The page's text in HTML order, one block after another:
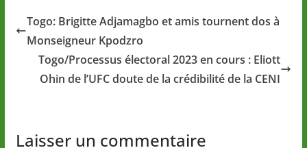
Togo: Brigitte Adjamagbo et amis tournent dos à
Monseigneur Kpodzro
Togo/Processus électoral 2023 en cours : Eliott
Ohin de l’UFC doute de la crédibilité de la CENI
Laisser un commentaire